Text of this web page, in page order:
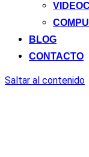
BLOG
CONTACTO
Saltar al contenido